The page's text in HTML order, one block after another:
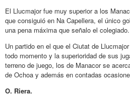
El Llucmajor fue muy superior a los
que consiguió en Na Capellera, el único
una pena máxima que señalo el colegiado.
Un partido en el que el Ciutat de
todo momento y la superioridad de sus
terreno de juego, los de Manacor se
de Ochoa y además en contadas
O. Riera.